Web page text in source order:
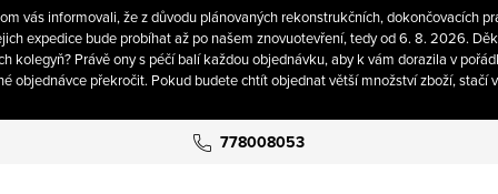
vás informovali, že z důvodu plánovaných rekonstrukčních, dokončovacích
expedice bude probíhat až po našem znovuotevření, tedy od 6. 8. 2026.
kolegyň? Právě ony s péčí balí každou objednávku, aby k vám dorazila v
objednávce překročit. Pokud budete chtít objednat větší množství zboží,
778008053